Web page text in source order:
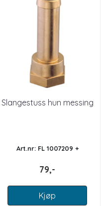
Slangestuss hun messing
Art.nr: FL 1007209 +
79,-
Kjøp